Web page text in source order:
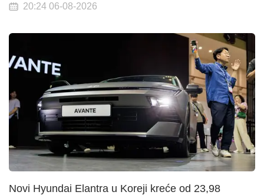
20:24 06-08-2026
Novi Hyundai Elantra u Koreji kreće od 23,98